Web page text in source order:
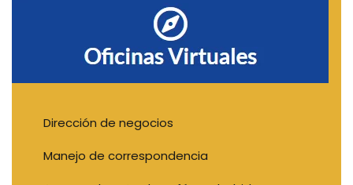
Dirección de negocios
Manejo de correspondencia